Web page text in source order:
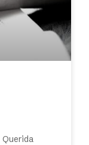
Querida